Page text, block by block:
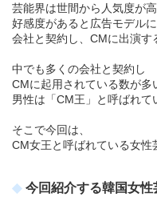
芸能界は世間から人気度が高
好感度があると広告モデル
会社と契約し、CMに出演す
中でも多くの会社と契約し
CMに起用されている数が多
男性は「CM王」と呼ばれて
そこで今回は、
CM女王と呼ばれている女
今回紹介する韓国女